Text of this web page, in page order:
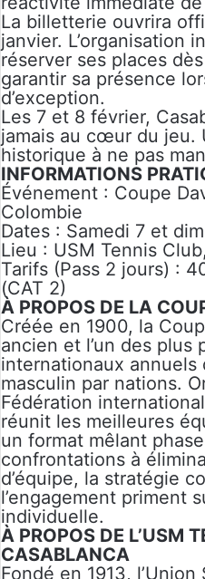
La billetterie ouvrira
janvier. L’organisation
réserver ses places
garantir sa présence
d’exception.
Les 7 et 8 février,
jamais au cœur du jeu.
historique à ne pas
INFORMATIONS
Événement : Coupe
Colombie
Dates : Samedi 7 et
Lieu : USM Tennis
Tarifs (Pass 2 jours) :
(CAT 2)
À PROPOS DE LA
Créée en 1900, la
ancien et l’un des plus
internationaux
masculin par nations.
Fédération
réunit les meilleures
un format mêlant
confrontations à
d’équipe, la stratégie
l’engagement priment
individuelle.
À PROPOS DE L’USM
CASABLANCA
Fondé en 1913,